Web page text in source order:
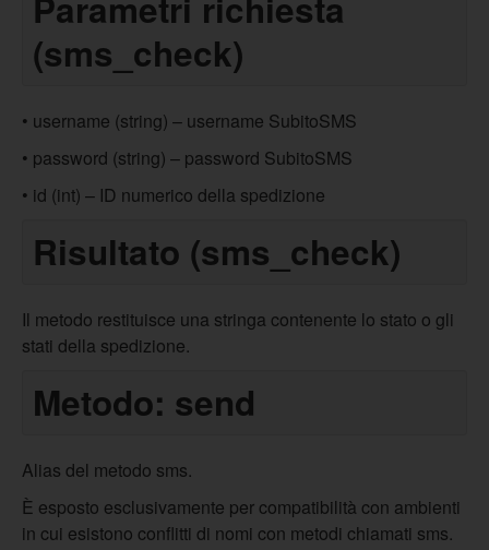
(sms_check)
• username (string) – username SubitoSMS
• password (string) – password SubitoSMS
• id (int) – ID numerico della spedizione
Risultato (sms_check)
Il metodo restituisce una stringa contenente lo stato o gli
stati della spedizione.
Metodo: send
Alias del metodo sms.
È esposto esclusivamente per compatibilità con ambienti
in cui esistono conflitti di nomi con metodi chiamati sms.